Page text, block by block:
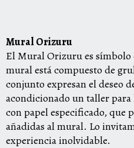
Mural Orizuru
El Mural Orizuru es
mural está compuesto de
conjunto expresan el deseo
acondicionado un taller
con papel especificado, que
añadidas al mural. Lo
experiencia inolvidable.